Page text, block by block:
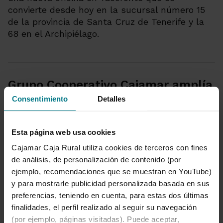
Consentimiento Detalles
Esta página web usa cookies
Cajamar Caja Rural utiliza cookies de terceros con fines
de análisis, de personalización de contenido (por
ejemplo, recomendaciones que se muestran en YouTube)
y para mostrarle publicidad personalizada basada en sus
preferencias, teniendo en cuenta, para estas dos últimas
finalidades, el perfil realizado al seguir su navegación
(por ejemplo, páginas visitadas). Puede aceptar,
convierte desde hoy en la sucursal número 15
de la provincia de Santa Cruz de Tenerife y la
68 en el Archipiélago.
Grupo Cooperativo Cajamar amplía
su gama de productos de seguros
Cajamar incorpora un nuevo producto a su
gama de planes de ahorro, con el lanzamiento
de Seguro Ahorro 5. Una nueva modalidad de
plan de ahorro de prima periódica que permite
al tomador la exención total de la tributación
de los rendimientos generados al vencimiento a
un plazo mínimo de 5 años.